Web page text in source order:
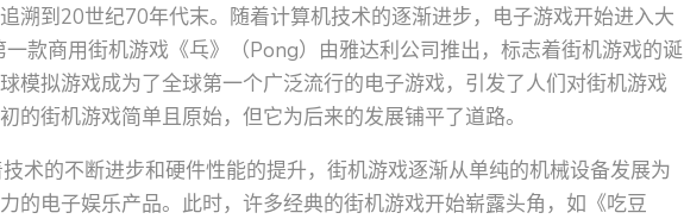
溯到20世纪70年代末。随着计算机技术的逐渐进步，电子游戏开始进入大
款商用街机游戏《乓》（Pong）由雅达利公司推出，标志着街机游戏的诞
模拟游戏成为了全球第一个广泛流行的电子游戏，引发了人们对街机游戏
的街机游戏简单且原始，但它为后来的发展铺平了道路。
术的不断进步和硬件性能的提升，街机游戏逐渐从单纯的机械设备发展为
的电子娱乐产品。此时，许多经典的街机游戏开始崭露头角，如《吃豆